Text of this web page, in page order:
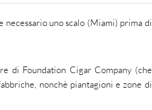
necessario uno scalo (Miami) prima di
di Foundation Cigar Company (che
nonchè piantagioni e zone di